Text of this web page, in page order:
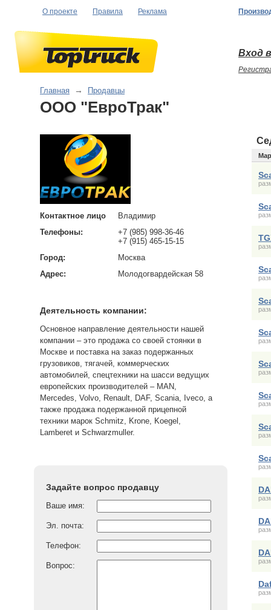
О проекте Правила Реклама
Вход
Главная → Продавцы
ООО "ЕвроТрак"
Контактное лицо
Владимир
Телефоны:
+7 (985) 998-36-46
+7 (915) 465-15-15
Город:
Москва
Адрес:
Молодогвардейская 58
Деятельность компании:
Основное направление деятельности нашей
компании – это продажа со своей стоянки в
Москве и поставка на заказ подержанных
грузовиков, тягачей, коммерческих
автомобилей, спецтехники на шасси ведущих
европейских производителей – MAN,
Mercedes, Volvo, Renault, DAF, Scania, Iveco, а
также продажа подержанной прицепной
техники марок Schmitz, Krone, Koegel,
Lamberet и Schwarzmuller.
Задайте вопрос продавцу
Ваше имя:
Эл. почта:
Телефон:
Вопрос: